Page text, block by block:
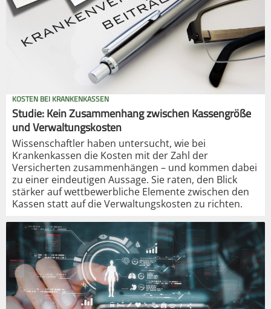
KOSTEN BEI KRANKENKASSEN
Studie: Kein Zusammenhang zwischen Kassengröße
und Verwaltungskosten
Wissenschaftler haben untersucht, wie bei
Krankenkassen die Kosten mit der Zahl der
Versicherten zusammenhängen – und kommen dabei
zu einer eindeutigen Aussage. Sie raten, den Blick
stärker auf wettbewerbliche Elemente zwischen den
Kassen statt auf die Verwaltungskosten zu richten.